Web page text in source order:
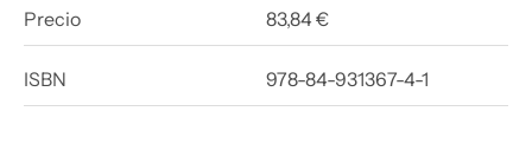
Precio 83,84 €
ISBN 978-84-931367-4-1